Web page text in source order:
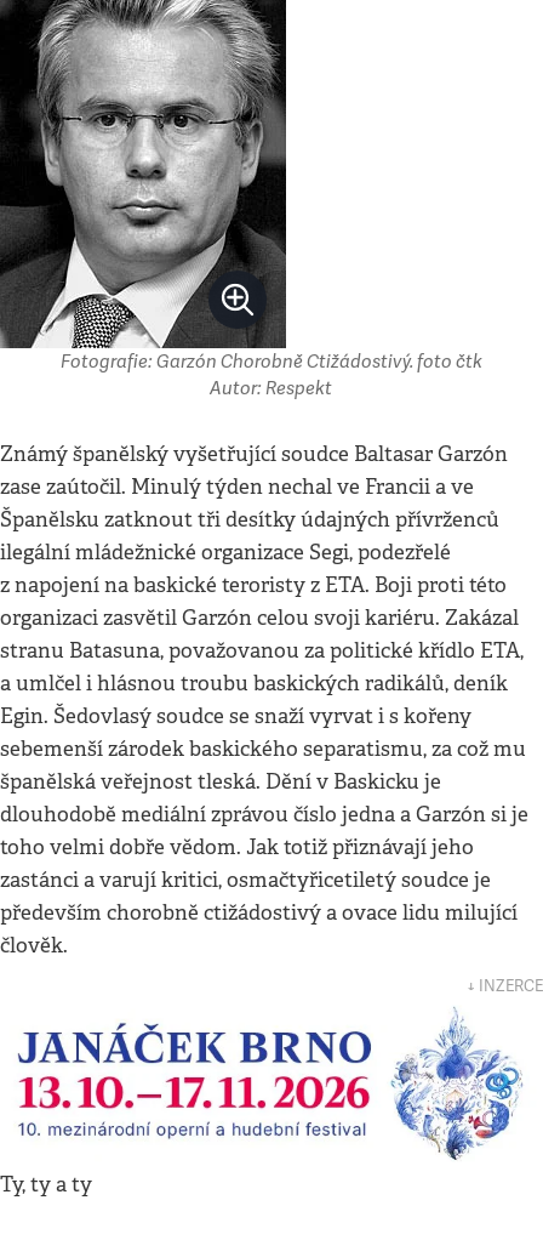
Fotografie: Garzón Chorobně Ctižádostivý. foto čtk
Autor: Respekt
Známý španělský vyšetřující soudce Baltasar Garzón
zase zaútočil. Minulý týden nechal ve Francii a ve
Španělsku zatknout tři desítky údajných přívrženců
ilegální mládežnické organizace Segi, podezřelé
z napojení na baskické teroristy z ETA. Boji proti této
organizaci zasvětil Garzón celou svoji kariéru. Zakázal
stranu Batasuna, považovanou za politické křídlo ETA,
a umlčel i hlásnou troubu baskických radikálů, deník
Egin. Šedovlasý soudce se snaží vyrvat i s kořeny
sebemenší zárodek baskického separatismu, za což mu
španělská veřejnost tleská. Dění v Baskicku je
dlouhodobě mediální zprávou číslo jedna a Garzón si je
toho velmi dobře vědom. Jak totiž přiznávají jeho
zastánci a varují kritici, osmačtyřicetiletý soudce je
především chorobně ctižádostivý a ovace lidu milující
člověk.
↓ INZERCE
Ty, ty a ty